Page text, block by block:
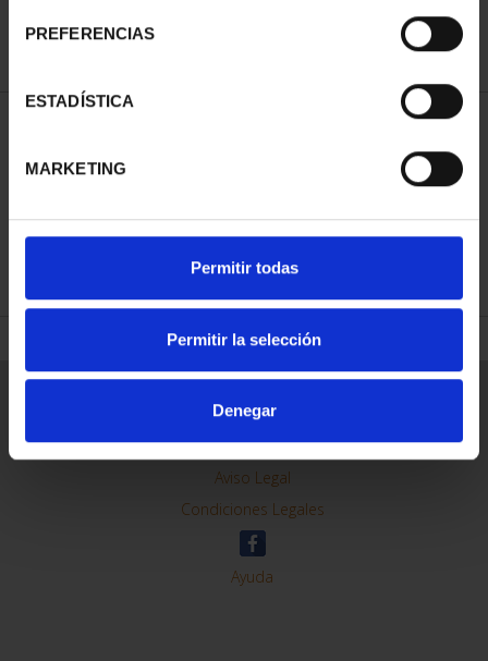
PREFERENCIAS
ESTADÍSTICA
MARKETING
Permitir todas
Permitir la selección
Denegar
REFINAR
Contacto
Preguntas Frequentes (FAQs)
Aviso Legal
Condiciones Legales
Ayuda